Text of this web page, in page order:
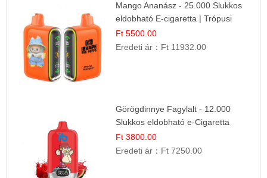
Mango Ananász - 25.000 Slukkos
eldobható E-cigaretta | Trópusi
Ízélmény
Ft 5500.00
Eredeti ár： Ft 11932.00
Görögdinnye Fagylalt - 12.000
Slukkos eldobható e-Cigaretta
Ft 3800.00
Eredeti ár： Ft 7250.00